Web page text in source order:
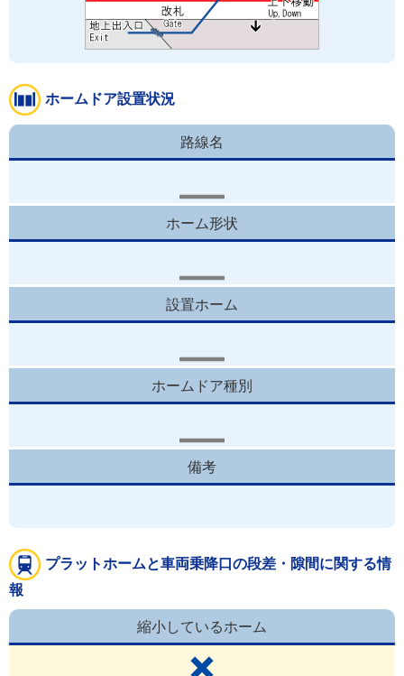
ホームドア設置状況
路線名
ホーム形状
設置ホーム
ホームドア種別
備考
プラットホームと車両乗降口の段差・隙間に関する情
報
縮小しているホーム